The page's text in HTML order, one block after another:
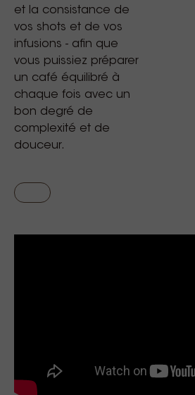
et la consistance de
vos shots et de vos
infusions - afin que
vous puissiez préparer
un café équilibré à
chaque fois avec un
bon degré de
complexité et de
douceur.